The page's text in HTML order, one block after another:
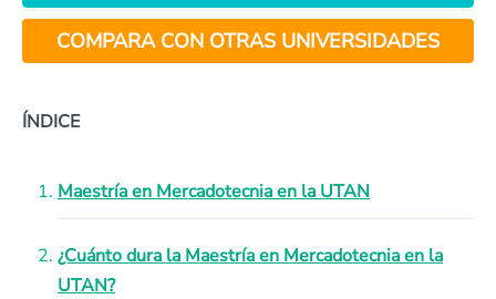
COMPARA CON OTRAS UNIVERSIDADES
ÍNDICE
Maestría en Mercadotecnia en la UTAN
¿Cuánto dura la Maestría en Mercadotecnia en la
UTAN?